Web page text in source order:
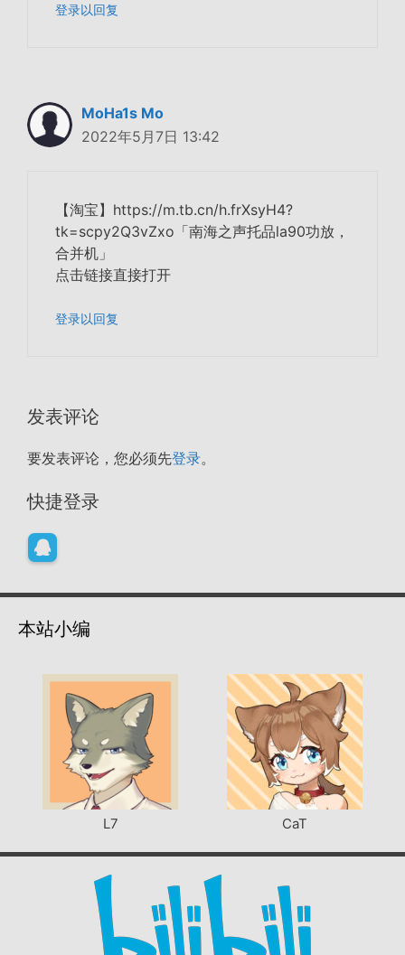
登录以回复
MoHa1s Mo
2022年5月7日 13:42
【淘宝】https://m.tb.cn/h.frXsyH4?
tk=scpy2Q3vZxo「南海之声托品la90功放，
合并机」
点击链接直接打开
登录以回复
发表评论
要发表评论，您必须先登录。
快捷登录
本站小编
L7 CaT